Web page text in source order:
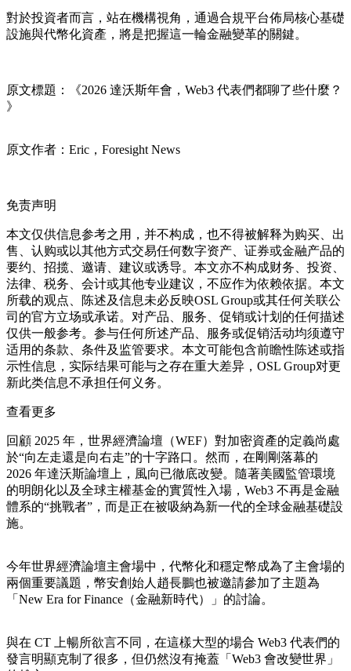
對於投資者而言，站在機構視角，通過合規平台佈局核心基礎
設施與代幣化資產，將是把握這一輪金融變革的關鍵。
原文標題：《2026 達沃斯年會，Web3 代表們都聊了些什麼？
》
原文作者：Eric，Foresight News
免责声明
本文仅供信息参考之用，并不构成，也不得被解释为购买、出
售、认购或以其他方式交易任何数字资产、证券或金融产品的
要约、招揽、邀请、建议或诱导。本文亦不构成财务、投资、
法律、税务、会计或其他专业建议，不应作为依赖依据。本文
所载的观点、陈述及信息未必反映OSL Group或其任何关联公
司的官方立场或承诺。对产品、服务、促销或计划的任何描述
仅供一般参考。参与任何所述产品、服务或促销活动均须遵守
适用的条款、条件及监管要求。本文可能包含前瞻性陈述或指
示性信息，实际结果可能与之存在重大差异，OSL Group对更
新此类信息不承担任何义务。
查看更多
回顧 2025 年，世界經濟論壇（WEF）對加密資產的定義尚處
於“向左走還是向右走”的十字路口。然而，在剛剛落幕的
2026 年達沃斯論壇上，風向已徹底改變。隨著美國監管環境
的明朗化以及全球主權基金的實質性入場，Web3 不再是金融
體系的“挑戰者”，而是正在被吸納為新一代的全球金融基礎設
施。
今年世界經濟論壇主會場中，代幣化和穩定幣成為了主會場的
兩個重要議題，幣安創始人趙長鵬也被邀請參加了主題為
「New Era for Finance（金融新時代）」的討論。
與在 CT 上暢所欲言不同，在這樣大型的場合 Web3 代表們的
發言明顯克制了很多，但仍然沒有掩蓋「Web3 會改變世界」